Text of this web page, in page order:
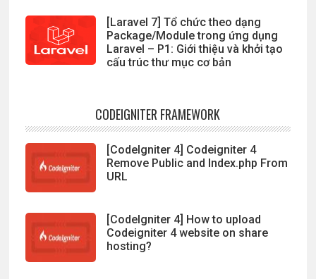
[Laravel 7] Tổ chức theo dạng
Package/Module trong ứng dụng
Laravel – P1: Giới thiệu và khởi tạo
cấu trúc thư mục cơ bản
CODEIGNITER FRAMEWORK
[CodeIgniter 4] Codeigniter 4
Remove Public and Index.php From
URL
[CodeIgniter 4] How to upload
Codeigniter 4 website on share
hosting?